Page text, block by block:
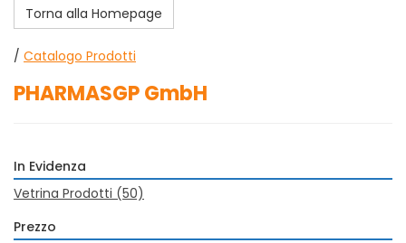
Torna alla Homepage
/ Catalogo Prodotti
PHARMASGP GmbH
In Evidenza
Vetrina Prodotti (50)
Prezzo